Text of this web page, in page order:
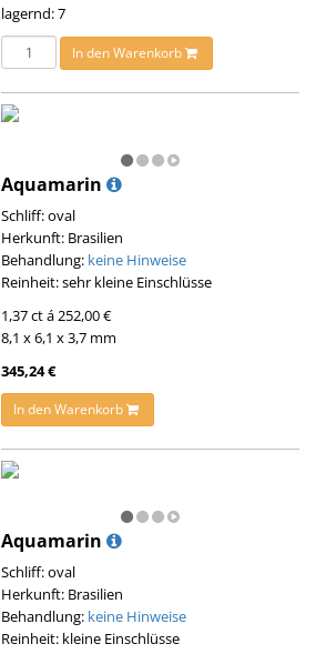
lagernd: 7
In den Warenkorb
Aquamarin
Schliff: oval
Herkunft: Brasilien
Behandlung: keine Hinweise
Reinheit: sehr kleine Einschlüsse
1,37 ct á 252,00 €
8,1 x 6,1 x 3,7 mm
345,24 €
In den Warenkorb
Aquamarin
Schliff: oval
Herkunft: Brasilien
Behandlung: keine Hinweise
Reinheit: kleine Einschlüsse